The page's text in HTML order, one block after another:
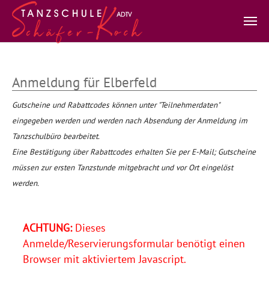
Anmeldung für Elberfeld
Gutscheine und Rabattcodes können unter "Teilnehmerdaten"
eingegeben werden und werden nach Absendung der Anmeldung im
Tanzschulbüro bearbeitet.
Eine Bestätigung über Rabattcodes erhalten Sie per E-Mail; Gutscheine
müssen zur ersten Tanzstunde mitgebracht und vor Ort eingelöst
werden.
ACHTUNG:Dieses
Anmelde/Reservierungsformular benötigt einen
Browser mit aktiviertem Javascript.